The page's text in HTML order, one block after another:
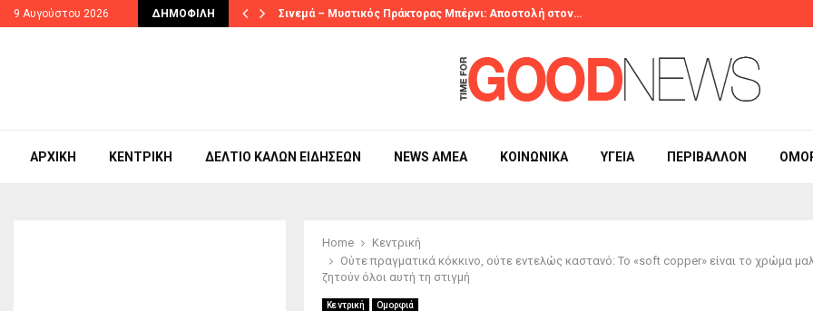
9 Αυγούστου 2026 ΔΗΜΟΦΙΛΉ
στις… Σινεμά – Μυστικός Πράκτορας Μπέρνι: Αποστολή στον…
ΑΡΧΙΚΉ ΚΕΝΤΡΙΚΉ ΔΕΛΤΊΟ ΚΑΛΏΝ ΕΙΔΉΣΕΩΝ NEWS ΑΜΕΑ ΚΟΙΝΩΝΙΚΆ ΥΓΕΊΑ ΠΕΡΙΒΆΛΛΟΝ
Home
Κεντρική
Ούτε πραγματικά κόκκινο, ούτε εντελώς καστανό: Το «soft copper» είναι το χρώμα
ζητούν όλοι αυτή τη στιγμή
Κεντρική Ομορφιά